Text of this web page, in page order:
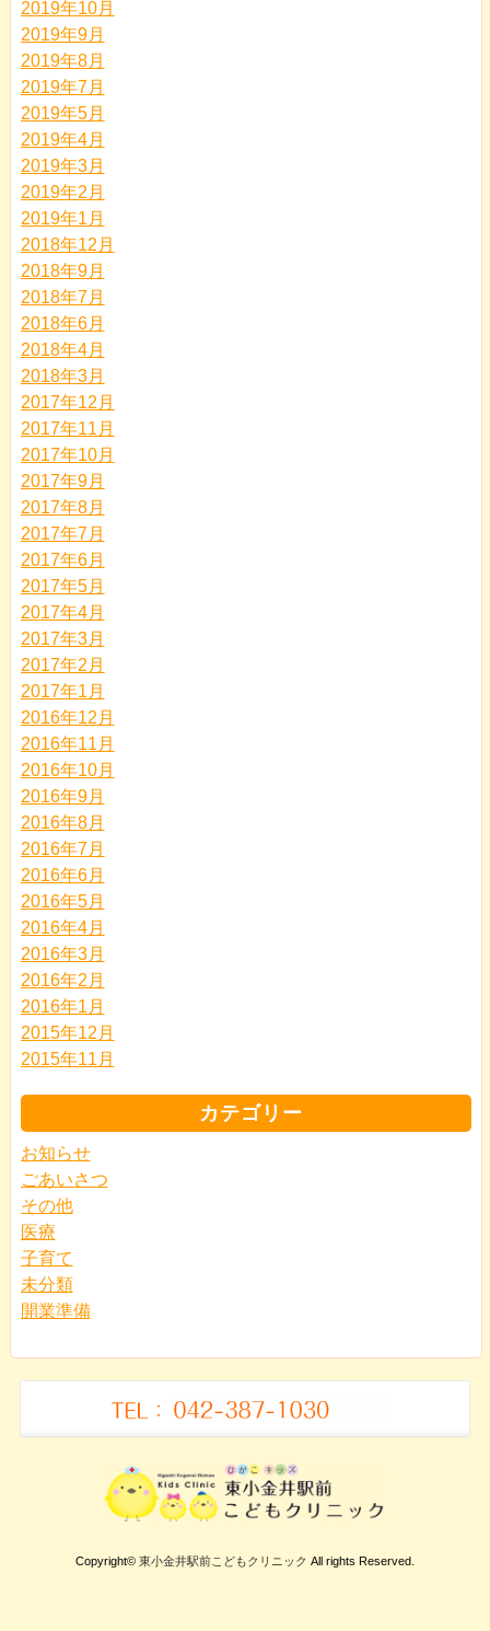
2019年10月
2019年9月
2019年8月
2019年7月
2019年5月
2019年4月
2019年3月
2019年2月
2019年1月
2018年12月
2018年9月
2018年7月
2018年6月
2018年4月
2018年3月
2017年12月
2017年11月
2017年10月
2017年9月
2017年8月
2017年7月
2017年6月
2017年5月
2017年4月
2017年3月
2017年2月
2017年1月
2016年12月
2016年11月
2016年10月
2016年9月
2016年8月
2016年7月
2016年6月
2016年5月
2016年4月
2016年3月
2016年2月
2016年1月
2015年12月
2015年11月
カテゴリー
お知らせ
ごあいさつ
その他
医療
子育て
未分類
開業準備
Copyright© 東小金井駅前こどもクリニック All rights Reserved.